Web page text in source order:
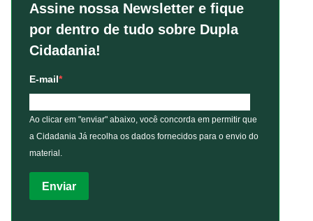
Assine nossa Newsletter e fique
por dentro de tudo sobre Dupla
Cidadania!
E-mail
Ao clicar em "enviar" abaixo, você concorda em permitir que
a Cidadania Já recolha os dados fornecidos para o envio do
material.
Enviar